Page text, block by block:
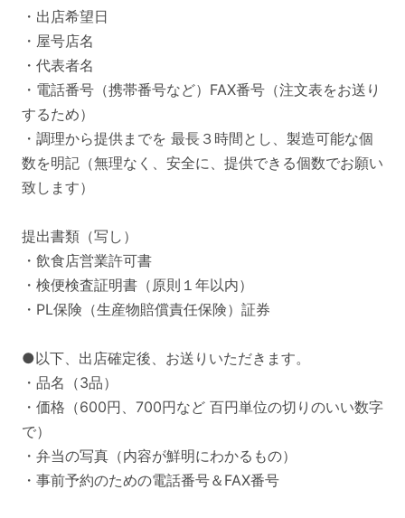
・出店希望日
・屋号店名
・代表者名
・電話番号（携帯番号など）FAX番号（注文表をお送り
するため）
・調理から提供までを 最長３時間とし、製造可能な個
数を明記（無理なく、安全に、提供できる個数でお願い
致します）
提出書類（写し）
・飲食店営業許可書
・検便検査証明書（原則１年以内）
・PL保険（生産物賠償責任保険）証券
●以下、出店確定後、お送りいただきます。
・品名（3品）
・価格（600円、700円など 百円単位の切りのいい数字
で）
・弁当の写真（内容が鮮明にわかるもの）
・事前予約のための電話番号＆FAX番号